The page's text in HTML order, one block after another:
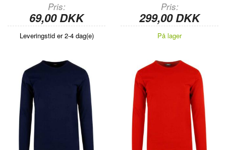
Pris
69,00 DKK
Leveringstid er 2-4 dag(e)
Pris
299,00 DKK
På lager